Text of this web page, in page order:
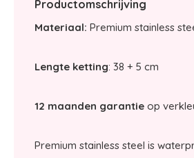
Productomschrijving
Materiaal: Premium stainless
Lengte ketting: 38 + 5 cm
12 maanden garantie op
Premium stainless steel is